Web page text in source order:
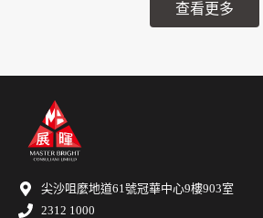
查看更多
尖沙咀麼地道61號冠華中心9樓903室
2312 1000